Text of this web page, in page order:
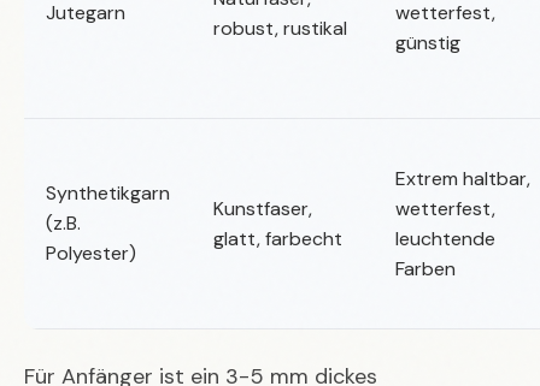
Jutegarn
robust, rustikal
wetterfest,
günstig
Synthetikgarn
(z.B.
Polyester)
Kunstfaser,
glatt, farbecht
Extrem haltbar,
wetterfest,
leuchtende
Farben
Für Anfänger ist ein 3-5 mm dickes